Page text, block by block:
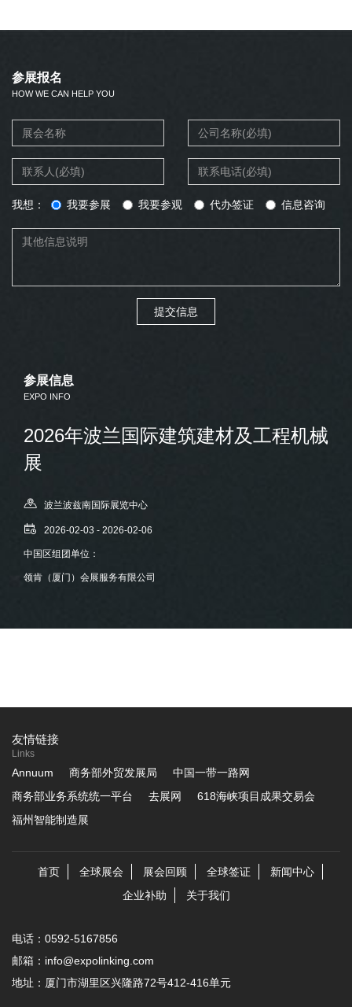
参展报名
HOW WE CAN HELP YOU
我想： 我要参展 我要参观 代办签证 信息咨询
提交信息
参展信息
EXPO INFO
2026年波兰国际建筑建材及工程机械
展
波兰波兹南国际展览中心
2026-02-03 - 2026-02-06
中国区组团单位：
领肯（厦门）会展服务有限公司
友情链接
Links
Annuum 商务部外贸发展局
中国一带一路网
商务部业务系统统一平台
去展网
618海峡项目成果交易会
福州智能制造展
首页 全球展会 展会回顾 全球签证
新闻中心
企业补助
关于我们
电话：0592-5167856
邮箱：info@expolinking.com
地址：厦门市湖里区兴隆路72号412-416单元